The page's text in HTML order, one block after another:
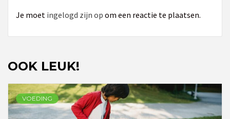
Je moet ingelogd zijn op om een reactie te plaatsen.
OOK LEUK!
VOEDING